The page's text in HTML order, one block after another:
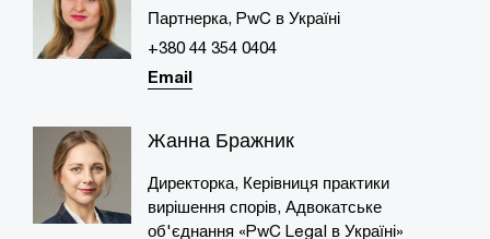
Партнерка, PwC в Україні
+380 44 354 0404
Email
Жанна Бражник
Директорка, Керівниця практики
вирішення спорів, Адвокатське
об'єднання «PwC Legal в Україні»